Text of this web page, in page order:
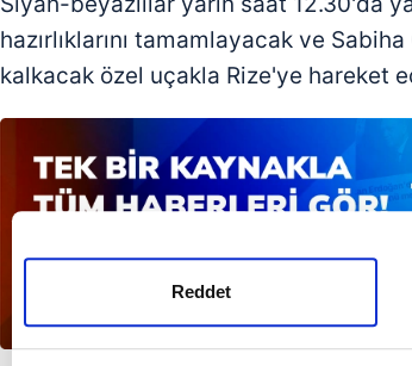
Reddet
hazırlıklarını tamamlayacak ve
kalkacak özel uçakla Rize'ye hareket